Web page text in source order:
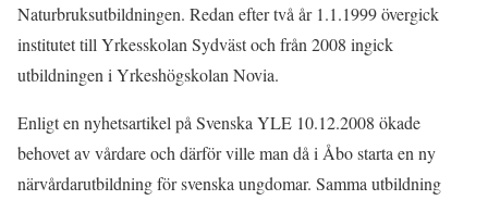
Naturbruksutbildningen. Redan efter två år 1.1.1999 övergick
institutet till Yrkesskolan Sydväst och från 2008 ingick
utbildningen i Yrkeshögskolan Novia.
Enligt en nyhetsartikel på Svenska YLE 10.12.2008 ökade
behovet av vårdare och därför ville man då i Åbo starta en ny
närvårdarutbildning för svenska ungdomar. Samma utbildning